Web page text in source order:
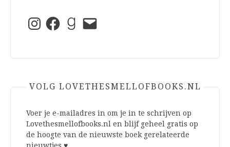
InstagramFacebookGoodreads
E-
mail
VOLG LOVETHESMELLOFBOOKS.NL
Voer je e-mailadres in om je in te schrijven op
Lovethesmellofbooks.nl en blijf geheel gratis op
de hoogte van de nieuwste boek gerelateerde